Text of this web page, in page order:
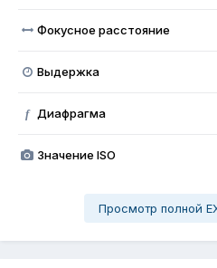
Фокусное расстояние
Выдержка
f Диафрагма
Значение ISO
Просмотр полной